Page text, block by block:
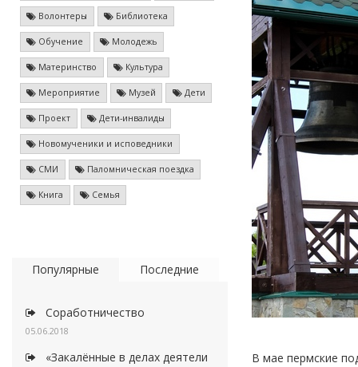
Волонтеры Библиотека
Обучение Молодежь
Материнство Культура
Мероприятие Музей Дети
Проект Дети-инвалиды
Новомученики и исповедники
СМИ Паломническая поездка
Книга Семья
Популярные Последние
Соработничество
05.06.2018
«Закалённые в делах деятели
В мае пермские